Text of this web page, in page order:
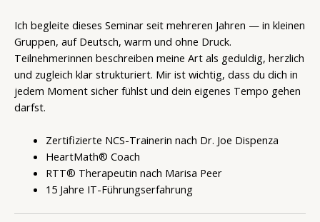
Ich begleite dieses Seminar seit mehreren Jahren — in kleinen
Gruppen, auf Deutsch, warm und ohne Druck.
Teilnehmerinnen beschreiben meine Art als geduldig, herzlich
und zugleich klar strukturiert. Mir ist wichtig, dass du dich in
jedem Moment sicher fühlst und dein eigenes Tempo gehen
darfst.
Zertifizierte NCS-Trainerin nach Dr. Joe Dispenza
HeartMath® Coach
RTT® Therapeutin nach Marisa Peer
15 Jahre IT-Führungserfahrung